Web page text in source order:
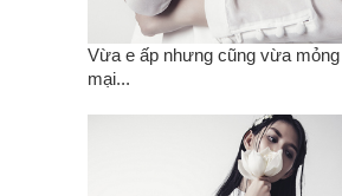
Vừa e ấp nhưng cũng vừa
mại...